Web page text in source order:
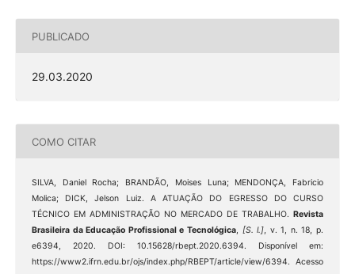
PUBLICADO
29.03.2020
COMO CITAR
SILVA, Daniel Rocha; BRANDÃO, Moises Luna; MENDONÇA, Fabricio
Molica; DICK, Jelson Luiz. A ATUAÇÃO DO EGRESSO DO CURSO
TÉCNICO EM ADMINISTRAÇÃO NO MERCADO DE TRABALHO.Revista
Brasileira da Educação Profissional e Tecnológica, [S. l.] , v. 1, n. 18, p.
e6394, 2020. DOI: 10.15628/rbept.2020.6394. Disponível em:
https://www2.ifrn.edu.br/ojs/index.php/RBEPT/article/view/6394. Acesso